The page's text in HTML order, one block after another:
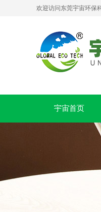
欢迎访问东莞宇宙环保
宇宙首页